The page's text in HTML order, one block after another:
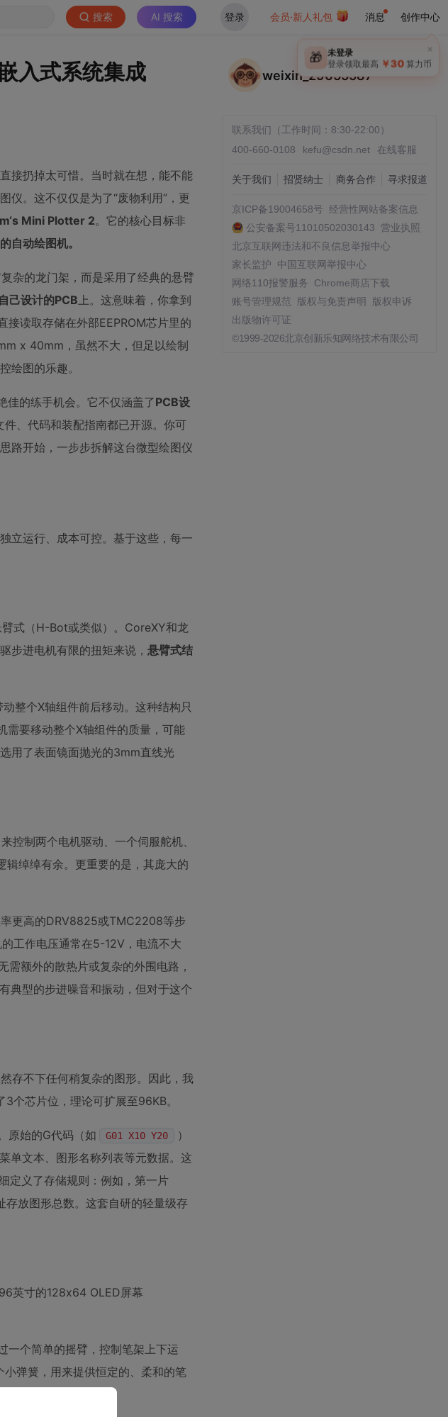
搜索 AI 搜索 登录 会员·新人礼包 消息 创作中心
×
🎁 未登录
登录领取最高 ￥30 算力币
入式系统集成
接扔掉太可惜。当时就在想，能不能
仪。这不仅仅是为了“废物利用”，更
Mini Plotter 2。它的核心目标非
自动绘图机。
杂的龙门架，而是采用了经典的悬臂
己设计的PCB上。这意味着，你拿到
接读取存储在外部EEPROM芯片里的
x 40mm，虽然不大，但足以绘制
绘图的乐趣。
佳的练手机会。它不仅涵盖了PCB设
、代码和装配指南都已开源。你可
路开始，一步步拆解这台微型绘图仪
立运行、成本可控。基于这些，每一
式（H-Bot或类似）。CoreXY和龙
步进电机有限的扭矩来说， 悬臂式结
整个X轴组件前后移动。这种结构只
需要移动整个X轴组件的质量，可能
用了表面镜面抛光的3mm直线光
控制两个电机驱动、一个伺服舵机、
绰绰有余。更重要的是，其庞大的
更高的DRV8825或TMC2208等步
工作电压通常在5-12V，电流不大
额外的散热片或复杂的外围电路，
典型的步进噪音和振动，但对于这个
存不下任何稍复杂的图形。因此，我
个芯片位，理论可扩展至96KB。
原始的G代码（如 G01 X10 Y20
）
单文本、图形名称列表等元数据。这
定义了存储规则：例如，第一片
放图形总数。这套自研的轻量级存
英寸的128x64 OLED屏幕
一个简单的摇臂，控制笔架上下运
弹簧，用来提供恒定的、柔和的笔
weixin_29655587
联系我们（工作时间：8:30-22:00）
400-660-0108
kefu@csdn.net 在线客服
关于我们 招贤纳士 商务合作 寻求报道
京ICP备19004658号 经营性网站备案信息
公安备案号11010502030143 营业执照
北京互联网违法和不良信息举报中心
家长监护
中国互联网举报中心
网络110报警服务
Chrome商店下载
账号管理规范
版权与免责声明
版权申诉
出版物许可证
©1999-2026北京创新乐知网络技术有限公司